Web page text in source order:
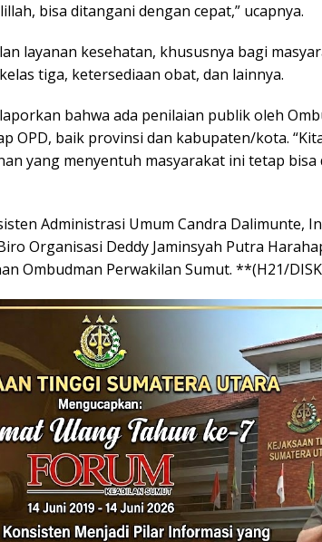
bisa ditangani dengan cepat,” ucapnya.
layanan kesehatan, khususnya bagi
tiga, ketersediaan obat, dan lainnya.
bahwa ada penilaian publik oleh
OPD, baik provinsi dan kabupaten/kota.
yang menyentuh masyarakat ini tetap bisa
Administrasi Umum Candra Dalimunte,
Organisasi Deddy Jaminsyah Putra
Ombudman Perwakilan Sumut. **(H21/